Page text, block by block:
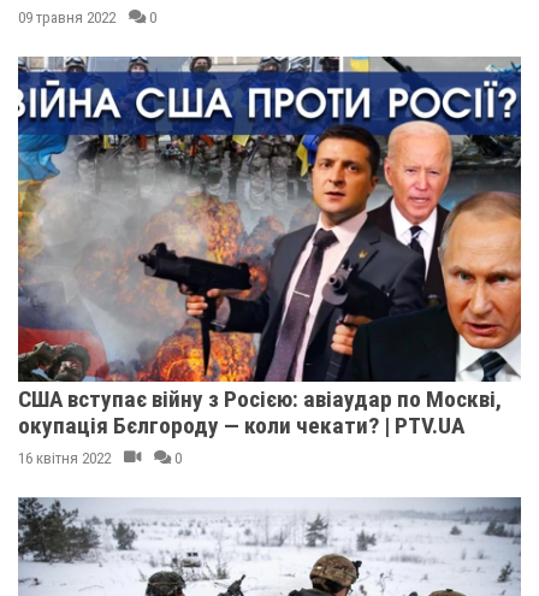
09 травня 2022 0
США вступає війну з Росією: авіаудар по Москві,
окупація Бєлгороду — коли чекати? | PTV.UA
16 квітня 2022 0